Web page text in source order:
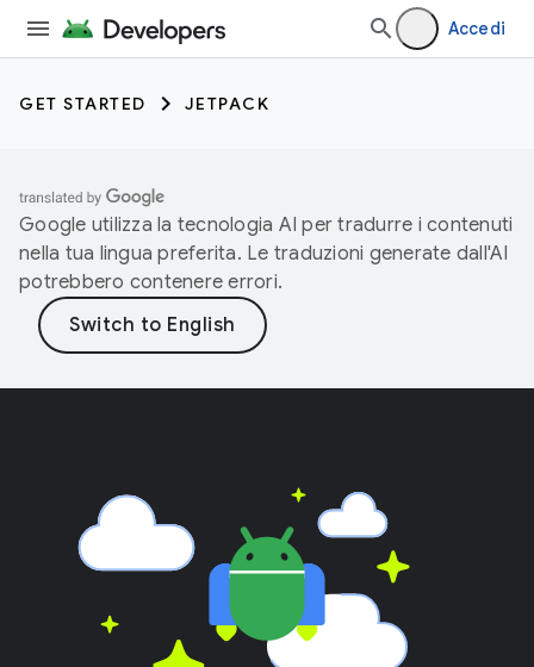
Accedi
GET STARTED JETPACK
Google utilizza la tecnologia AI per tradurre i contenuti
nella tua lingua preferita. Le traduzioni generate dall'AI
potrebbero contenere errori.